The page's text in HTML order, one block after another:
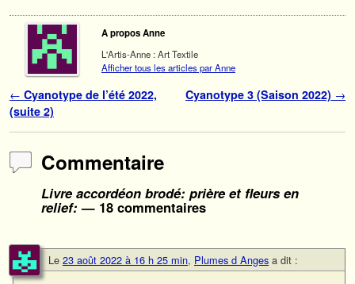
A propos Anne
L'Artis-Anne : Art Textile
Afficher tous les articles par Anne
Navigation des articles
← Cyanotype de l’été 2022,
(suite 2)
Cyanotype 3 (Saison 2022) →
Commentaire
Livre accordéon brodé: prière et fleurs en
relief: — 18 commentaires
Le 23 août 2022 à 16 h 25 min, Plumes d Anges a dit :